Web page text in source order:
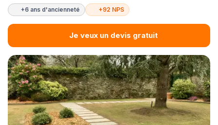
+6 ans d'ancienneté +92 NPS
Je veux un devis gratuit